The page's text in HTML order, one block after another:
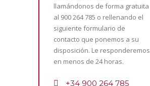
llamándonos de forma gratuita
al 900 264 785 o rellenando el
siguiente formulario de
contacto que ponemos a su
disposición. Le responderemos
en menos de 24 horas.
+34 900 264 785